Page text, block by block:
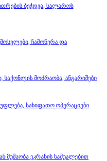
ბეჭდვა, სალაროს
ჩამოწერა და
საქონლის მოძრაობა, ანგარიშები
სახიფათო ოპერაციები
მუშაობა ეკრანის საშუალებით